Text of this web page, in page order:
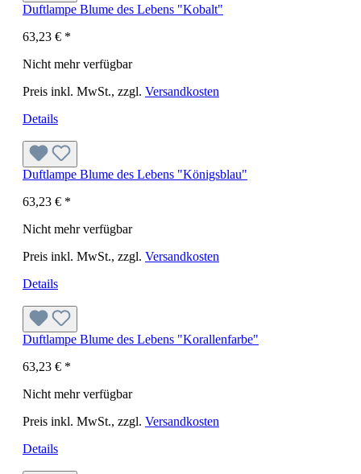
Duftlampe Blume des Lebens "Kobalt"
63,23 € *
Nicht mehr verfügbar
Preis inkl. MwSt., zzgl. Versandkosten
Details
Duftlampe Blume des Lebens "Königsblau"
63,23 € *
Nicht mehr verfügbar
Preis inkl. MwSt., zzgl. Versandkosten
Details
Duftlampe Blume des Lebens "Korallenfarbe"
63,23 € *
Nicht mehr verfügbar
Preis inkl. MwSt., zzgl. Versandkosten
Details